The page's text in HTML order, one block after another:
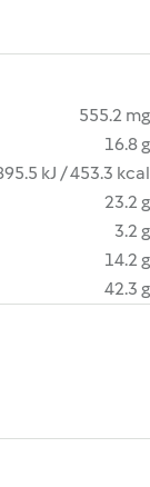
555.2 mg
16.8 g
kJ / 453.3 kcal
23.2 g
3.2 g
14.2 g
42.3 g